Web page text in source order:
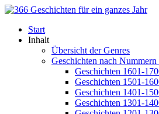
Start
Inhalt
Übersicht der Genres
Geschichten nach Nummern
Geschichten 1601-
Geschichten 1501-
Geschichten 1401-
Geschichten 1301-